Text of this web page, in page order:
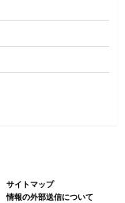
サイトマップ
情報の外部送信について